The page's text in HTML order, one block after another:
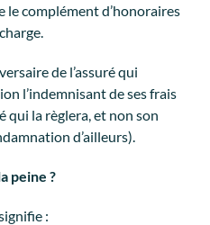
le complément d’honoraires
de l’assuré qui
l’indemnisant de ses frais
qui la règlera, et non son
d’ailleurs).
peine ?
: